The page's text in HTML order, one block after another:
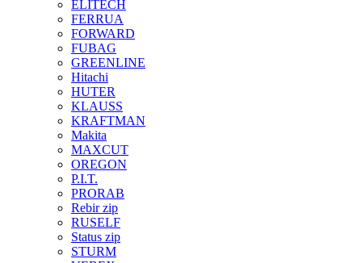
ELITECH
FERRUA
FORWARD
FUBAG
GREENLINE
Hitachi
HUTER
KLAUSS
KRAFTMAN
Makita
MAXCUT
OREGON
P.I.T.
PRORAB
Rebir zip
RUSELF
Status zip
STURM